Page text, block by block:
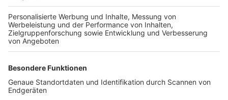
TOP-PARTNER